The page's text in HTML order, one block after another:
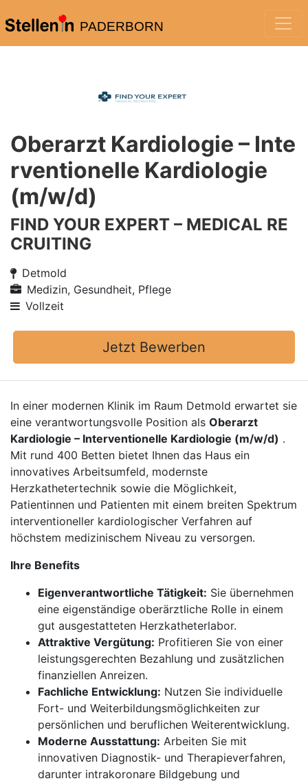
PADERBORN
Oberarzt Kardiologie – Inte
rventionelle Kardiologie
(m/w/d)
FIND YOUR EXPERT – MEDICAL RE
CRUITING
Detmold
Medizin, Gesundheit, Pflege
Vollzeit
Jetzt Bewerben
In einer modernen Klinik im Raum Detmold erwartet sie
eine verantwortungsvolle Position als Oberarzt
Kardiologie – Interventionelle Kardiologie (m/w/d) .
Mit rund 400 Betten bietet Ihnen das Haus ein
innovatives Arbeitsumfeld, modernste
Herzkathetertechnik sowie die Möglichkeit,
Patientinnen und Patienten mit einem breiten Spektrum
interventioneller kardiologischer Verfahren auf
höchstem medizinischem Niveau zu versorgen.
Ihre Benefits
Eigenverantwortliche Tätigkeit: Sie übernehmen
eine eigenständige oberärztliche Rolle in einem
gut ausgestatteten Herzkatheterlabor.
Attraktive Vergütung: Profitieren Sie von einer
leistungsgerechten Bezahlung und zusätzlichen
finanziellen Anreizen.
Fachliche Entwicklung: Nutzen Sie individuelle
Fort- und Weiterbildungsmöglichkeiten zur
persönlichen und beruflichen Weiterentwicklung.
Moderne Ausstattung: Arbeiten Sie mit
innovativen Diagnostik- und Therapieverfahren,
darunter intrakoronare Bildgebung und